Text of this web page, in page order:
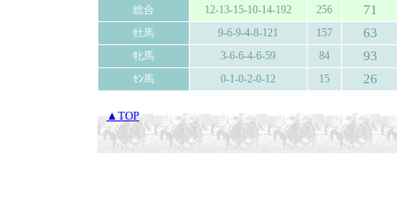
総合
12-13-15-10-14-192 256 71
牡馬 9-6-9-4-8-121 157 63
牝馬 3-6-6-4-6-59 84 93
ｾﾝ馬 0-1-0-2-0-12 15 26
▲TOP